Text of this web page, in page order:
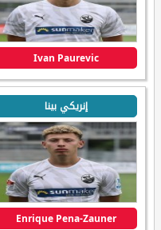
Ivan Paurevic
إنريكي بينا
Enrique Pena-Zauner